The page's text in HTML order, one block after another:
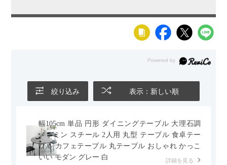
絞り込み 表示：新しい順
幅105cm 単品 円形 ダイニングテーブル 大理石調
メラミン スチール 2人用 丸型 テーブル 食卓テー
ブル カフェテーブル 丸テーブル おしゃれ かっこ
いい モダン グレー 白
詳細を見る